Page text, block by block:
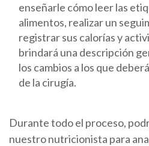
enseñarle cómo leer las
alimentos, realizar un
registrar sus calorías y
brindará una descripción
los cambios a los que
de la cirugía.
Durante todo el proceso,
nuestro nutricionista para